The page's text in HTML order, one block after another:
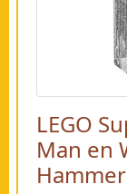
LEGO
Man en